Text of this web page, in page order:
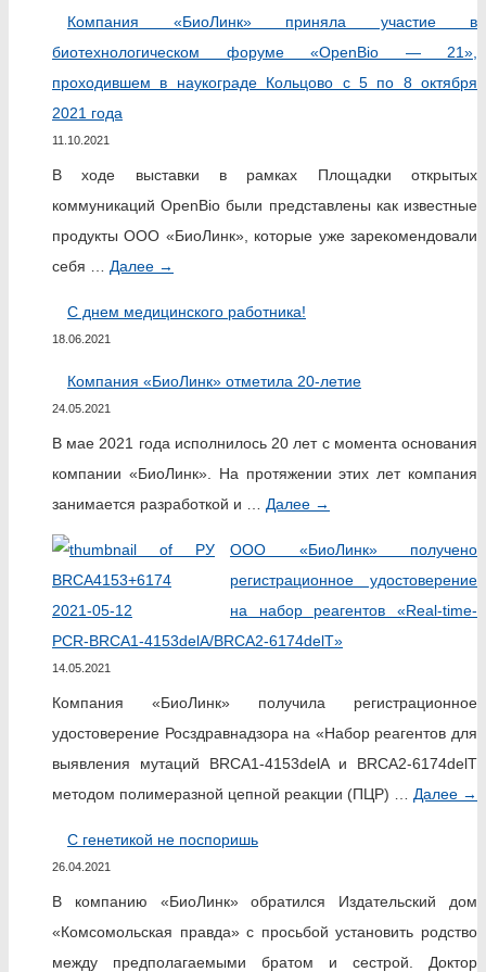
Компания «БиоЛинк» приняла участие в
биотехнологическом форуме «OpenBio — 21»,
проходившем в наукограде Кольцово с 5 по 8 октября
2021 года
11.10.2021
В ходе выставки в рамках Площадки открытых
коммуникаций OpenBio были представлены как известные
продукты ООО «БиоЛинк», которые уже зарекомендовали
себя … Далее →
С днем медицинского работника!
18.06.2021
Компания «БиоЛинк» отметила 20-летие
24.05.2021
В мае 2021 года исполнилось 20 лет с момента основания
компании «БиоЛинк». На протяжении этих лет компания
занимается разработкой и … Далее →
ООО «БиоЛинк» получено
регистрационное удостоверение
на набор реагентов «Real-time-
PCR-BRCA1-4153delA/BRCA2-6174delT»
14.05.2021
Компания «БиоЛинк» получила регистрационное
удостоверение Росздравнадзора на «Набор реагентов для
выявления мутаций BRCA1-4153delA и BRCA2-6174delT
методом полимеразной цепной реакции (ПЦР) … Далее →
С генетикой не поспоришь
26.04.2021
В компанию «БиоЛинк» обратился Издательский дом
«Комсомольская правда» с просьбой установить родство
между предполагаемыми братом и сестрой. Доктор